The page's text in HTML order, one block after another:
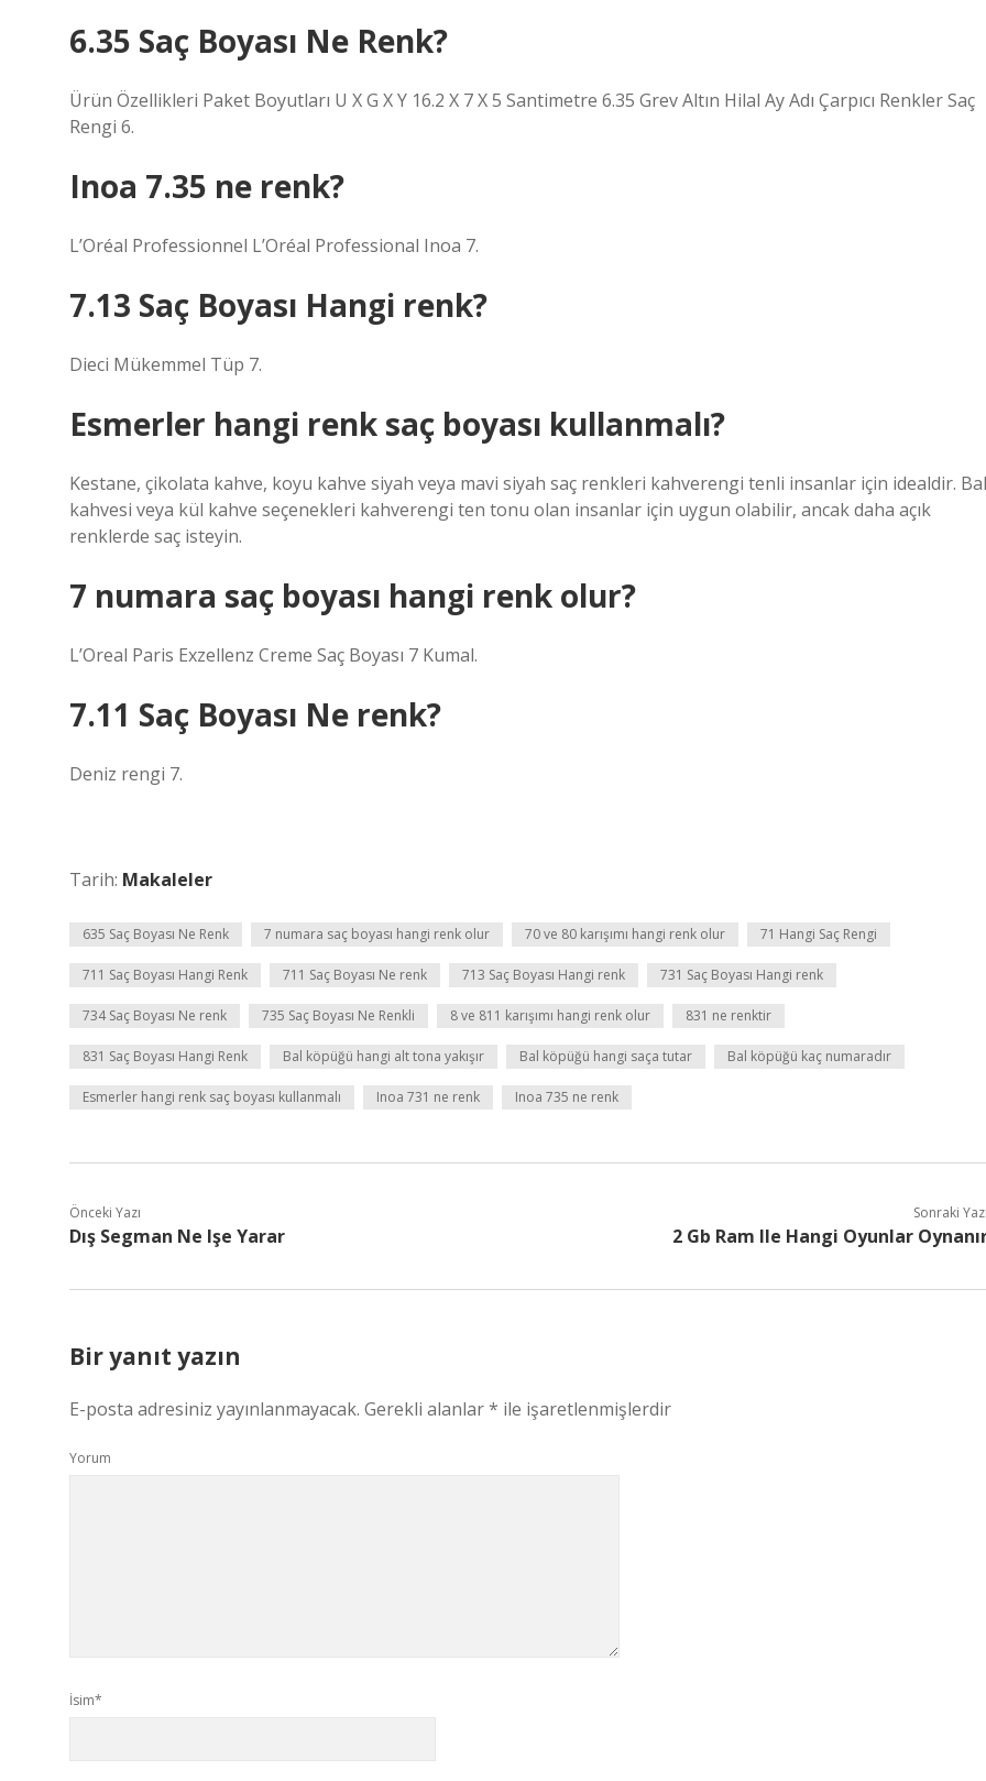
6.35 Saç Boyası Ne Renk?
Ürün Özellikleri Paket Boyutları U X G X Y 16.2 X 7 X 5 Santimetre 6.35 Grev Altın Hilal Ay Adı Çarpıcı Renkler Saç
Rengi 6.
Inoa 7.35 ne renk?
L’Oréal Professionnel L’Oréal Professional Inoa 7.
7.13 Saç Boyası Hangi renk?
Dieci Mükemmel Tüp 7.
Esmerler hangi renk saç boyası kullanmalı?
Kestane, çikolata kahve, koyu kahve siyah veya mavi siyah saç renkleri kahverengi tenli insanlar için idealdir. Bal
kahvesi veya kül kahve seçenekleri kahverengi ten tonu olan insanlar için uygun olabilir, ancak daha açık
renklerde saç isteyin.
7 numara saç boyası hangi renk olur?
L’Oreal Paris Exzellenz Creme Saç Boyası 7 Kumal.
7.11 Saç Boyası Ne renk?
Deniz rengi 7.
Tarih: Makaleler
635 Saç Boyası Ne Renk 7 numara saç boyası hangi renk olur 70 ve 80 karışımı hangi renk olur 71 Hangi Saç Rengi
711 Saç Boyası Hangi Renk 711 Saç Boyası Ne renk 713 Saç Boyası Hangi renk 731 Saç Boyası Hangi renk
734 Saç Boyası Ne renk 735 Saç Boyası Ne Renkli 8 ve 811 karışımı hangi renk olur 831 ne renktir
831 Saç Boyası Hangi Renk Bal köpüğü hangi alt tona yakışır Bal köpüğü hangi saça tutar Bal köpüğü kaç numaradır
Esmerler hangi renk saç boyası kullanmalı Inoa 731 ne renk Inoa 735 ne renk
Önceki Yazı
Dış Segman Ne Işe Yarar
Sonraki
2 Gb Ram Ile Hangi Oyunlar
Bir yanıt yazın
E-posta adresiniz yayınlanmayacak. Gerekli alanlar* ile işaretlenmişlerdir
Yorum
İsim*